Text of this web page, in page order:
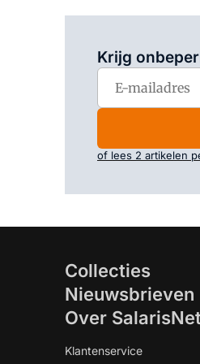
Krijg
of lees 2 artikelen
Collecties
Nieuwsbrieven
Over SalarisNet
Klantenservice